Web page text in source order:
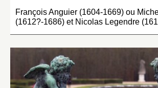
François Anguier (1604-1669) ou
(1612?-1686) et Nicolas Legendre